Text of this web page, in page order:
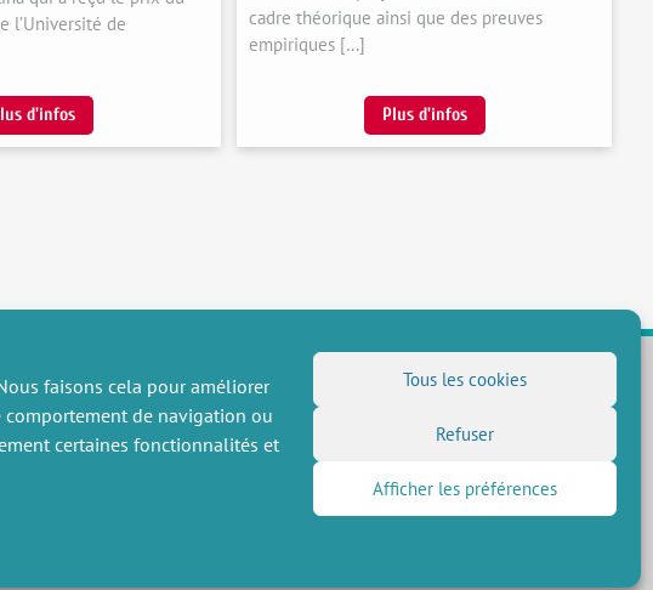
faisons cela pour améliorer
comportement de navigation ou
certaines fonctionnalités et
Tous les cookies
Refuser
Afficher les préférences
l’Université de
d'infos
cadre théorique ainsi que des preuves
empiriques […]
Plus d'infos
NOUS SUIVRE
Flux RSS
Réseaux sociaux